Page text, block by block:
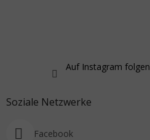
Auf Instagram folgen
Soziale Netzwerke
Facebook